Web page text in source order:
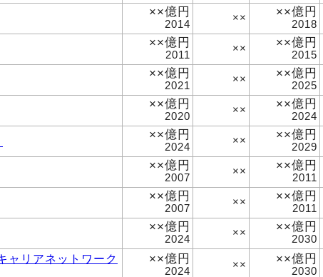
××億円
2014
×× ××億円
2018
××億円
2011
×× ××億円
2015
××億円
2021
×× ××億円
2025
××億円
2020
×× ××億円
2024
××億円
2024
×× ××億円
2029
××億円
2007
×× ××億円
2011
××億円
2007
×× ××億円
2011
××億円
2024
×× ××億円
2030
ャリアネットワーク
××億円
2024
×× ××億円
2030